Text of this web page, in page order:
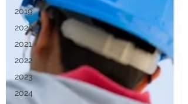
2019
2020
2021
2022
2023
2024